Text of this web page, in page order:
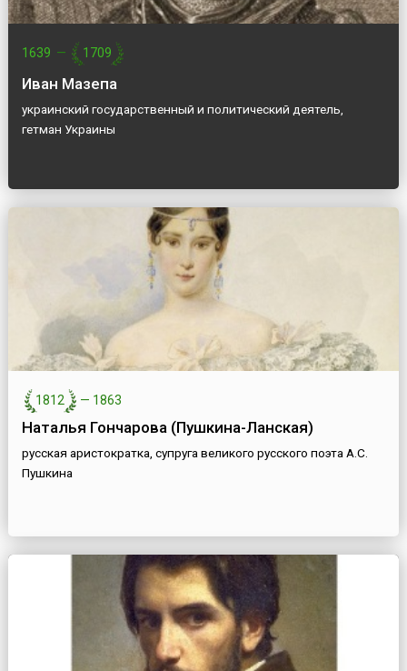
1639 — 1709
Иван Мазепа
украинский государственный и политический деятель,
гетман Украины
1812 — 1863
Наталья Гончарова (Пушкина-Ланская)
русская аристократка, супруга великого русского поэта А.С.
Пушкина